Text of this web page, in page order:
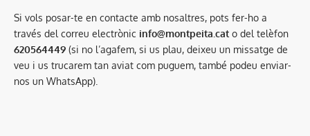
Si vols posar-te en contacte amb nosaltres, pots fer-ho a
través del correu electrònic info@montpeita.cat o del telèfon
620564449 (si no l’agafem, si us plau, deixeu un missatge de
veu i us trucarem tan aviat com puguem, també podeu enviar-
nos un WhatsApp).